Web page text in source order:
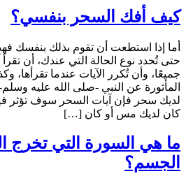
كيف أفك السحر بنفسي؟
أما إذا استطعت أن تقوم بذلك بنفسك
حتى تُحدد نوع الحالة التي عندك، أن تقرأ
جميعًا، وأن تُكرر الآيات عندما تقرأها،
المأثورة عن النبي -صلى الله عليه
لديك سحر فإن آيات السحر سوف تؤثر
كان لديك مس أو كان […]
ما هي السورة التي تخرج
الجسم؟